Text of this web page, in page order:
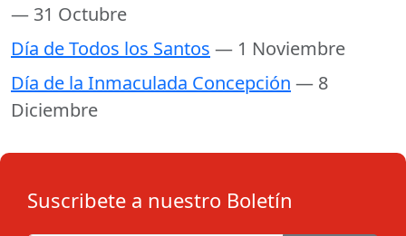
— 31 Octubre
Día de Todos los Santos — 1 Noviembre
Día de la Inmaculada Concepción — 8
Diciembre
Suscribete a nuestro Boletín